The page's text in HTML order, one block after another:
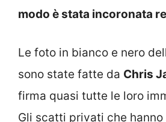
modo è stata incoronata
Le foto in bianco e nero
sono state fatte da Chris
firma quasi tutte le loro
Gli scatti privati che